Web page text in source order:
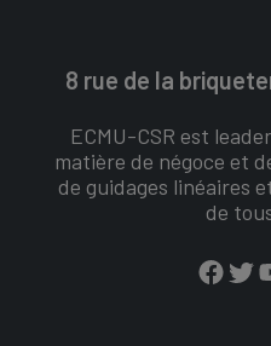
8 rue de la
ECMU-CSR est
matière de négoce et
de guidages linéaires
de